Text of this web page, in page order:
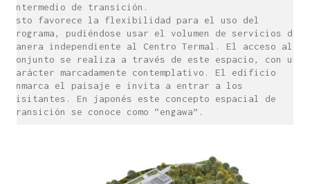
intermedio de transición.
Esto favorece la flexibilidad para el uso del
programa, pudiéndose usar el volumen de servicios de
manera independiente al Centro Termal. El acceso al
conjunto se realiza a través de este espacio, con un
carácter marcadamente contemplativo. El edificio
enmarca el paisaje e invita a entrar a los
visitantes. En japonés este concepto espacial de
transición se conoce como “engawa”.